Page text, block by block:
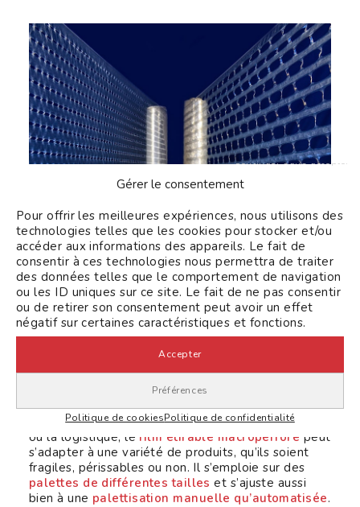
Gérer le consentement
Pour offrir les meilleures expériences, nous utilisons des
technologies telles que les cookies pour stocker et/ou
accéder aux informations des appareils. Le fait de
consentir à ces technologies nous permettra de traiter
des données telles que le comportement de navigation
ou les ID uniques sur ce site. Le fait de ne pas consentir
ou de retirer son consentement peut avoir un effet
négatif sur certaines caractéristiques et fonctions.
Accepter
Continuer sans accepter
Préférences
Politique de cookiesPolitique de confidentialité
3. Polyvalence et adaptation à
différents types de produits
Que vous soyez dans l’industrie, l’agroalimentaire
ou la logistique, le film étirable macroperforé peut
s’adapter à une variété de produits, qu’ils soient
fragiles, périssables ou non. Il s’emploie sur des
palettes de différentes tailles et s’ajuste aussi
bien à une palettisation manuelle qu’automatisée.